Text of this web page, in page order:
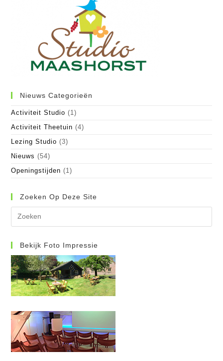
Nieuws Categorieën
Activiteit Studio (1)
Activiteit Theetuin (4)
Lezing Studio (3)
Nieuws (54)
Openingstijden (1)
Zoeken Op Deze Site
Bekijk Foto Impressie